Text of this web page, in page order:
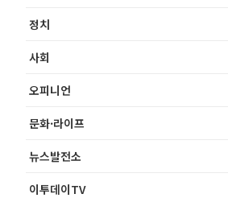
정치
사회
오피니언
문화·라이프
뉴스발전소
이투데이TV